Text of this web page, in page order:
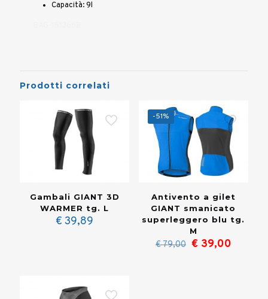
Capacità: 9l
Prodotti correlati
Gambali GIANT 3D
WARMER tg. L
€ 39,89
-51%
Antivento a gilet
GIANT smanicato
superleggero blu tg.
M
€79,00 Il
€39,00Il